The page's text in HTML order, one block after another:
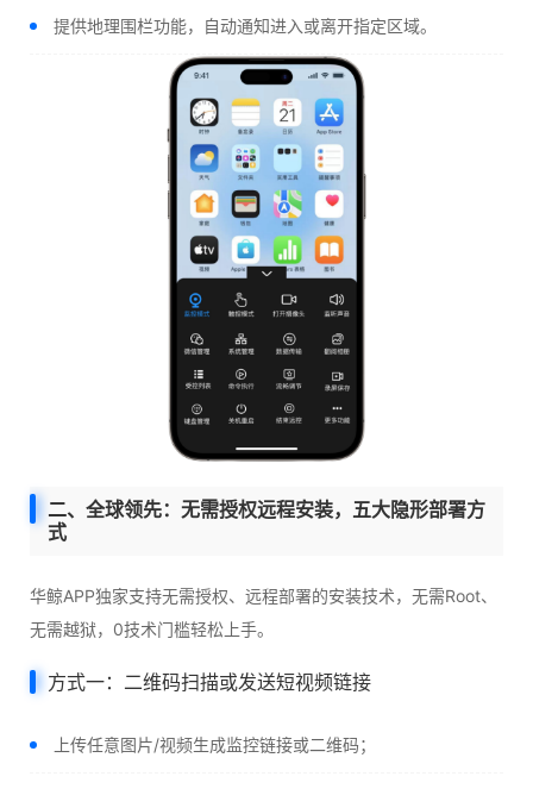
提供地理围栏功能，自动通知进入或离开指定区域。
二、全球领先：无需授权远程安装，五大隐形部署方
式
华鲸APP独家支持无需授权、远程部署的安装技术，无需Root、
无需越狱，0技术门槛轻松上手。
方式一：二维码扫描或发送短视频链接
上传任意图片/视频生成监控链接或二维码；